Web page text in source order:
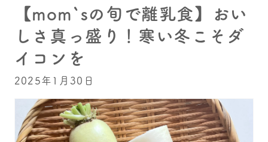
【mom`sの旬で離乳食】おい
しさ真っ盛り！寒い冬こそダ
イコンを
2025年1月30日